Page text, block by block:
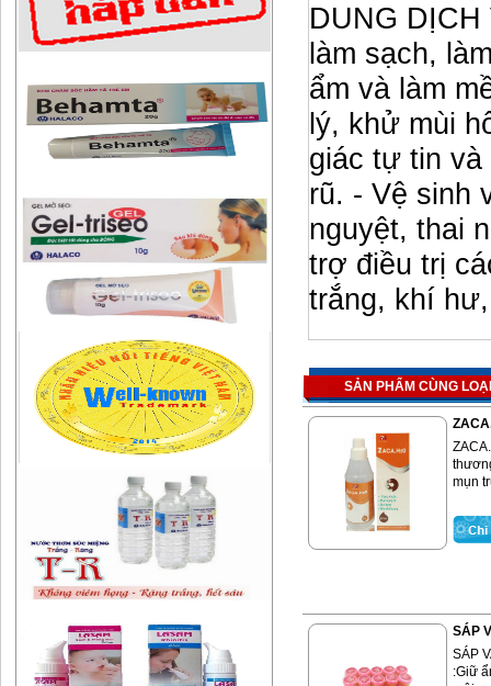
DUNG
làm sạch,
ẩm và làm
lý, khử mùi
giác tự tin
rũ. - Vệ sinh
nguyệt, thai
trợ điều trị
trắng, khí
SẢN PHẨM CÙNG LOẠI
mụn
SÁP
SÁP
:Giữ